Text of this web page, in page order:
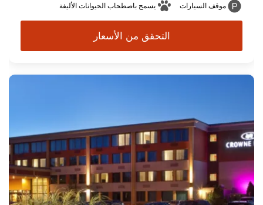
موقف السيارات يسمح باصطحاب الحيوانات الأليفة
التحقق من الأسعار